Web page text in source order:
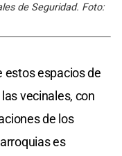
de Seguridad. Foto:
estos espacios de
vecinales, con
de los
es